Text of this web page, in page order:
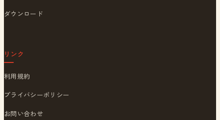
ダウンロード
リンク
利用規約
プライバシーポリシー
お問い合わせ